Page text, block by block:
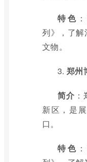
特色
列》，了
文物。
3. 郑州
简介
新区，是
口。
特色